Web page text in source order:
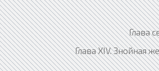
Глава
Глава XIV. Знойная